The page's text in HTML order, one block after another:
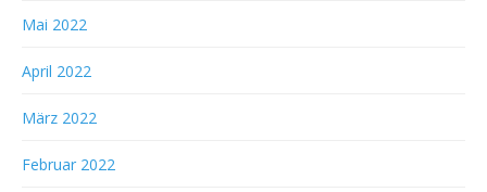
Mai 2022
April 2022
März 2022
Februar 2022